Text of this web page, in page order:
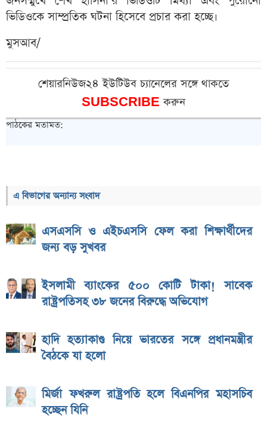
ভিডিওকে সাম্প্রতিক ঘটনা হিসেবে প্রচার করা হচ্ছে।
মুসআব/
শেয়ারনিউজ২৪ ইউটিউব চ্যানেলের সঙ্গে থাকতে
SUBSCRIBEকরুন
পাঠকের মতামত:
এ বিভাগের অন্যান্য সংবাদ
এসএসসি ও এইচএসসি ফেল করা শিক্ষার্থীদের
জন্য বড় সুখবর
ইসলামী ব্যাংকের ৫০০ কোটি টাকা! সাবেক
রাষ্ট্রপতিসহ ৩৮ জনের বিরুদ্ধে অভিযোগ
হাদি হত্যাকাণ্ড নিয়ে ভারতের সঙ্গে প্রধানমন্ত্রীর
বৈঠকে যা হলো
মির্জা ফখরুল রাষ্ট্রপতি হলে বিএনপির মহাসচিব
হচ্ছেন যিনি